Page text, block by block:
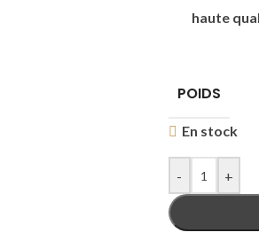
haute
POIDS
En stock
- +